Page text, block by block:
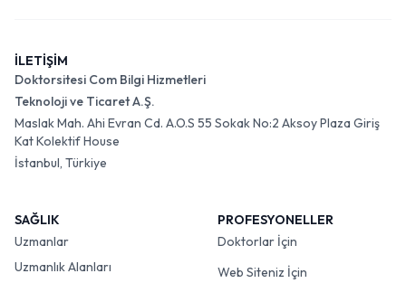
İLETİŞİM
Doktorsitesi Com Bilgi Hizmetleri
Teknoloji ve Ticaret A.Ş.
Maslak Mah. Ahi Evran Cd. A.O.S 55 Sokak No:2 Aksoy Plaza Giriş
Kat Kolektif House
İstanbul, Türkiye
SAĞLIK
Uzmanlar
Uzmanlık Alanları
PROFESYONELLER
Doktorlar İçin
Web Siteniz İçin